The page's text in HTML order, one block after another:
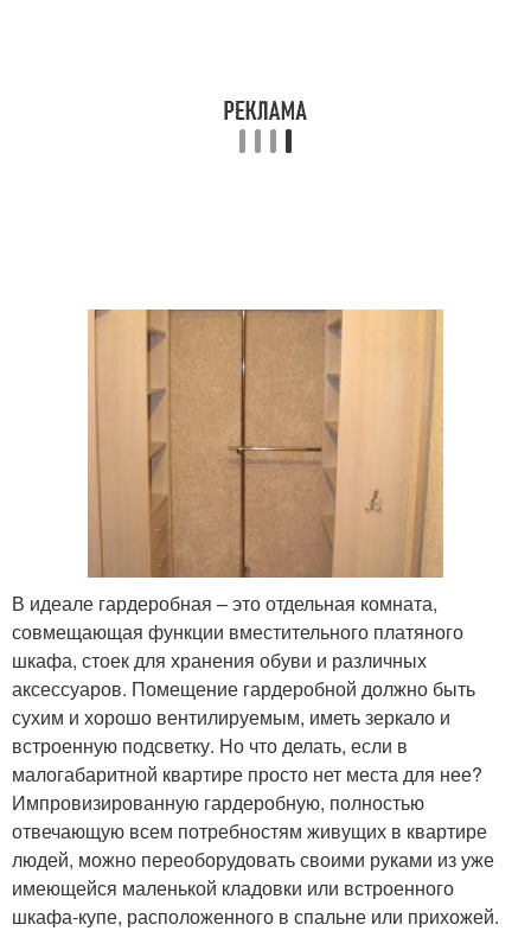
В идеале гардеробная – это отдельная комната,
совмещающая функции вместительного платяного
шкафа, стоек для хранения обуви и различных
аксессуаров. Помещение гардеробной должно быть
сухим и хорошо вентилируемым, иметь зеркало и
встроенную подсветку. Но что делать, если в
малогабаритной квартире просто нет места для нее?
Импровизированную гардеробную, полностью
отвечающую всем потребностям живущих в квартире
людей, можно переоборудовать своими руками из уже
имеющейся маленькой кладовки или встроенного
шкафа-купе, расположенного в спальне или прихожей.